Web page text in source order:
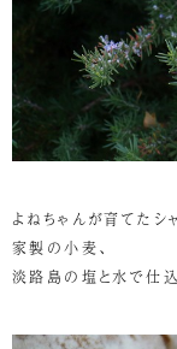
よねちゃんが育てたシ
家製の小麦、
淡路島の塩と水で仕込